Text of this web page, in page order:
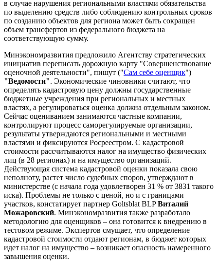
в случае нарушения региональными властями обязательства
по выделению средств либо соблюдению контрольных сроков
по созданию объектов для региона может быть сокращен
объем трансфертов из федерального бюджета на
соответствующую сумму.
Минэкономразвития предложило Агентству стратегических
инициатив переписать дорожную карту "Совершенствование
оценочной деятельности", пишут ("Сам себе оценщик")
"Ведомости". Экономические чиновники считают, что
определять кадастровую цену должны государственные
бюджетные учреждения при региональных и местных
властях, а регулироваться оценка должна отдельным законом.
Сейчас оцениванием занимаются частные компании,
контролируют процесс саморегулируемые организации,
результаты утверждаются региональными и местными
властями и фиксируются Росреестром. С кадастровой
стоимости рассчитываются налог на имущество физических
лиц (в 28 регионах) и на имущество организаций.
Действующая система кадастровой оценки показала свою
неполноту, растет число судебных споров, утверждают в
министерстве (с начала года удовлетворен 31 % от 3831 такого
иска). Проблемы не только с ценой, но и с границами
участков, констатирует партнер Goltsblat BLPВиталий
Можаровский. Минэкономразвития также разработало
методологию для оценщиков – она готовится к внедрению в
тестовом режиме. Экспертов смущает, что определение
кадастровой стоимости отдают регионам, в бюджет которых
идет налог на имущество – возникает опасность намеренного
завышения оценки.